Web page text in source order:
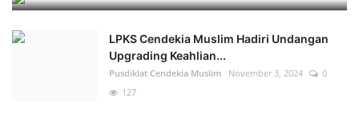
LPKS Cendekia Muslim Hadiri Undangan
Upgrading Keahlian...
Pusdiklat Cendekia Muslim November 3, 2024
0
127